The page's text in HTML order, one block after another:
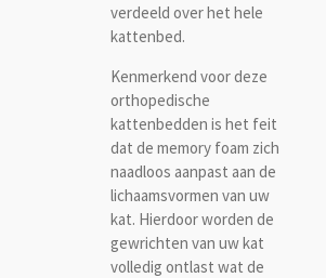
verdeeld over het hele
kattenbed.
Kenmerkend voor deze
orthopedische
kattenbedden is het feit
dat de memory foam zich
naadloos aanpast aan de
lichaamsvormen van uw
kat. Hierdoor worden de
gewrichten van uw kat
volledig ontlast wat de